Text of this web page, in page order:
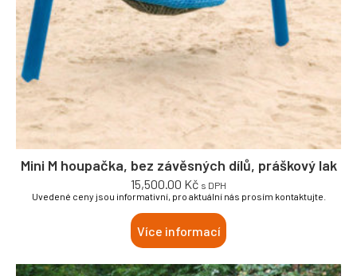
Mini M houpačka, bez závěsných dílů, práškový lak
15,500.00 Kč s DPH
Uvedené ceny jsou informativní, pro aktuální nás prosím kontaktujte.
Více informací